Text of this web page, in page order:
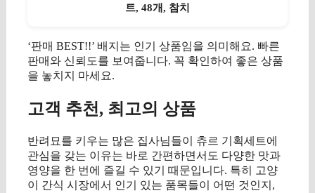
트, 48개, 참치
‘판매 BEST!!’ 배지는 인기 상품임을 의미해요. 빠른
판매와 신뢰도를 보여줍니다. 꼭 확인하여 좋은 상품
을 놓치지 마세요.
고객 추천, 최고의 상품
반려묘를 키우는 많은 집사님들이 츄르 기획세트에
관심을 갖는 이유는 바로 간편하면서도 다양한 맛과
영양을 한 번에 즐길 수 있기 때문입니다. 특히 고양
이 간식 시장에서 인기 있는 품목들이 어떤 것인지,